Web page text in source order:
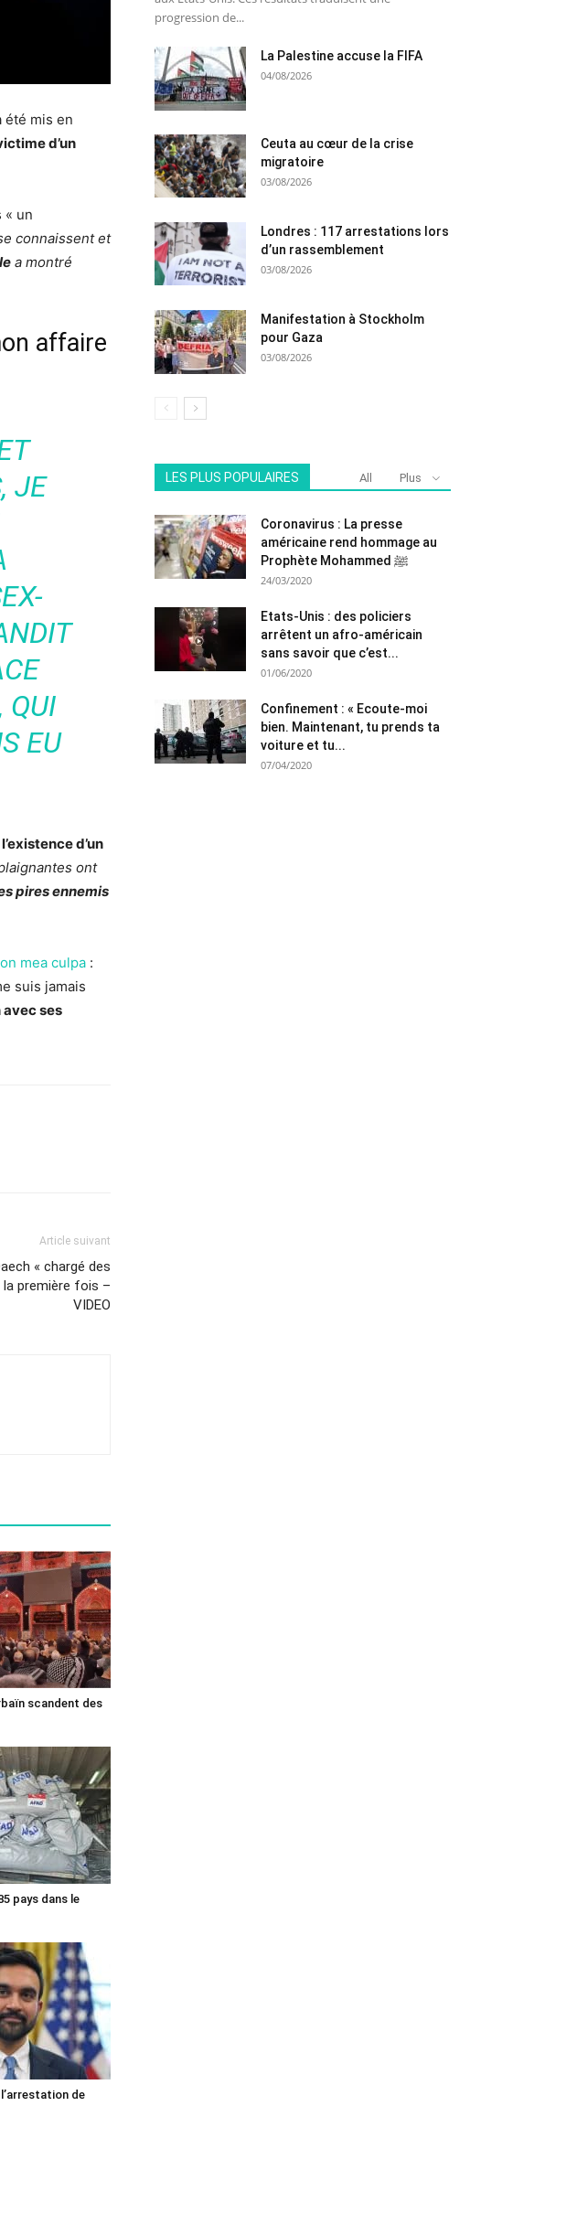
été mis en
d’un
« un
connaissent et
a montré
affaire
JE
QUI
EU
d’un
ont
pires ennemis
mea culpa :
suis jamais
avec ses
Article suivant
« chargé des
première fois –
VIDEO
scandent des
pays dans le
de
progression de...
La Palestine accuse la FIFA
04/08/2026
Ceuta au cœur de la crise
migratoire
03/08/2026
Londres : 117 arrestations lors
d’un rassemblement
03/08/2026
Manifestation à Stockholm
pour Gaza
03/08/2026
LES PLUS POPULAIRES All Plus
Coronavirus : La presse
américaine rend hommage au
Prophète Mohammed ﷺ
24/03/2020
Etats-Unis : des policiers
arrêtent un afro-américain
sans savoir que c’est...
01/06/2020
Confinement : « Ecoute-moi
bien. Maintenant, tu prends ta
voiture et tu...
07/04/2020